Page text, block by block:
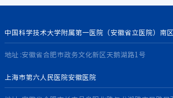
中国科学技术大学附属第一医院（安徽省立医院）南区
地址 :安徽省合肥市政务文化新区天鹅湖路1号
上海市第六人民医院安徽医院